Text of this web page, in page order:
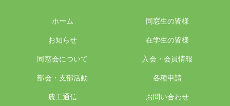
ホーム
お知らせ
同窓会について
部会・支部活動
農工通信
同窓生の皆様
在学生の皆様
入会・会員情報
各種申請
お問い合わせ